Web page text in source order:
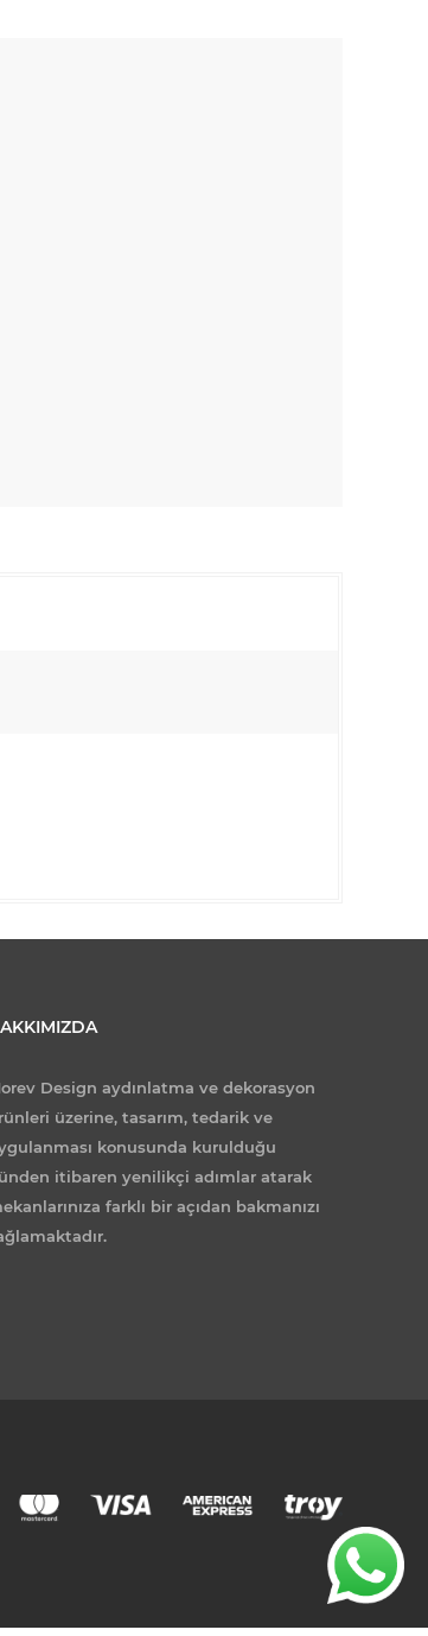
Design aydınlatma ve dekorasyon
üzerine, tasarım, tedarik ve
konusunda kurulduğu
itibaren yenilikçi adımlar atarak
farklı bir açıdan bakmanızı